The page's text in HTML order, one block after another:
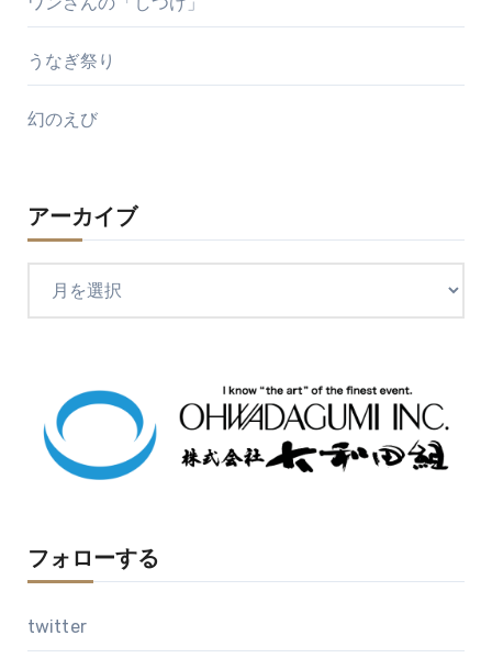
うなぎ祭り
幻のえび
アーカイブ
フォローする
twitter